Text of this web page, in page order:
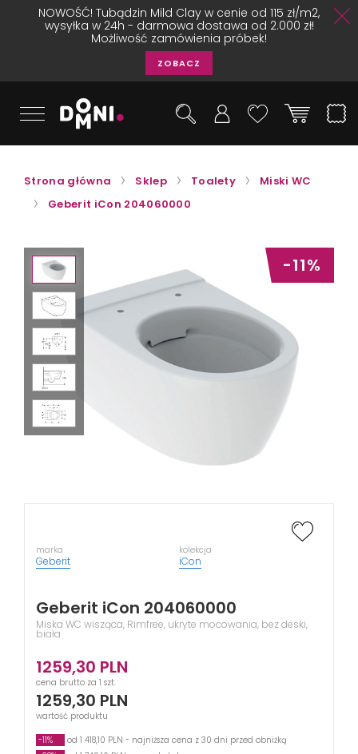
NOWOŚĆ! Tubądzin Mild Clay w cenie od 115 zł/m2,
wysyłka w 24h - darmowa dostawa od 2.000 zł!
Możliwość zamówienia próbek!
ZOBACZ
Strona główna Sklep Toalety
Miski WC
Geberit iCon 204060000
-11%
marka
Geberit
kolekcja
iCon
Geberit iCon 204060000
Miska WC wisząca, Rimfree, ukryte mocowania, bez deski,
biała
1259,30 PLN
cena brutto za 1 szt.
1259,30 PLN
wartość produktu
-11%
od 1 418,10 PLN - najniższa cena z 30 dni przed obniżką